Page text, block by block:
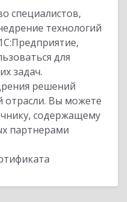
специалистов,
технологий
для
задач.
решений
отрасли. Вы можете
содержащему
партнерами